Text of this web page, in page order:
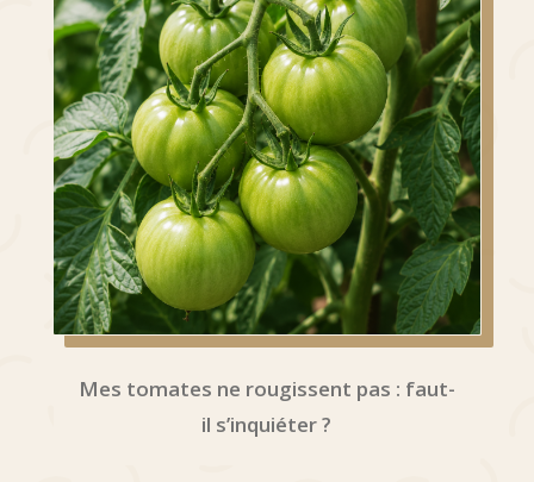
Mes tomates ne rougissent pas : faut-
il s’inquiéter ?